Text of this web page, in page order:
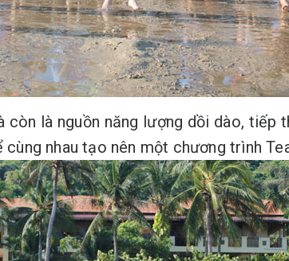
là nguồn năng lượng dồi dào, tiếp
nhau tạo nên một chương trình